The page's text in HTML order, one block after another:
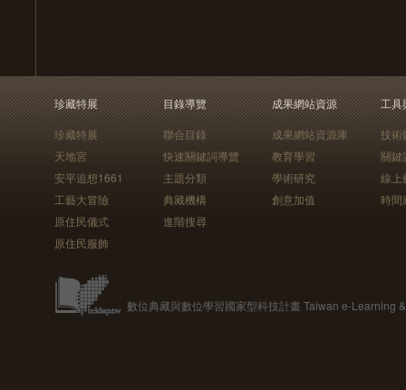
珍藏特展
珍藏特展
天地宮
安平追想1661
工藝大冒險
原住民儀式
原住民服飾
目錄導覽
聯合目錄
快速關鍵詞導覽
主題分類
典藏機構
進階搜尋
成果網站資源
成果網站資源庫
教育學習
學術研究
創意加值
工具
技術
關鍵
線上
時間
數位典藏與數位學習國家型科技計畫 Taiwan e-Learning